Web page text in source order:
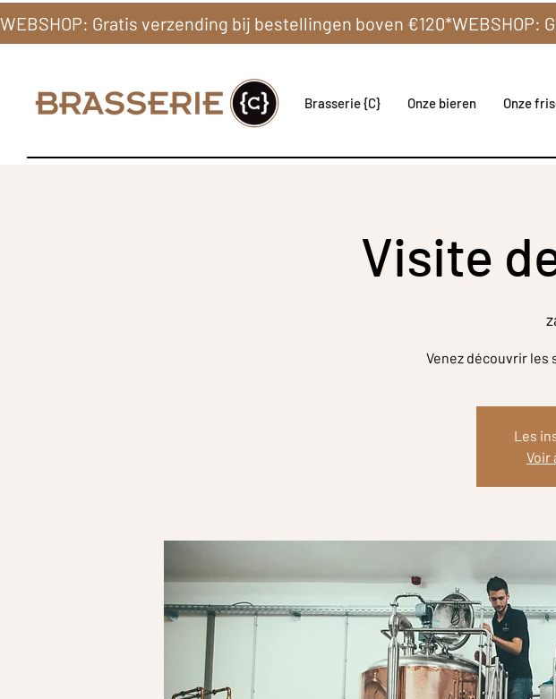
Brasserie {C} Onze bieren Onze
Visite
Venez découvrir les
Les
Voir